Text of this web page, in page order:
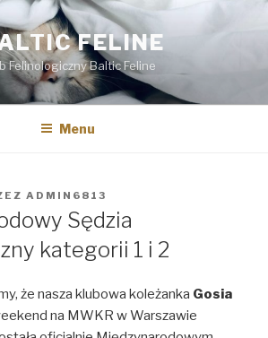
FELINE
Felinologiczny Baltic Feline
Menu
ADMIN6813
Sędzia
kategorii 1 i 2
że nasza klubowa koleżanka Gosia
na MWKR w Warszawie